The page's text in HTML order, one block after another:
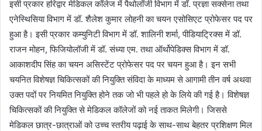
इसी प्रकार हरिद्वार मेडिकल कॉलेज में पैथोलॉजी विभाग में डॉ. प्रज्ञा सक्सेना तथा
एनेस्थिसिया विभाग में डॉ. शैलेश कुमार लोहनी का चयन एसोसिएट प्रोफेसर पद पर
हुआ है। इसी प्रकार कम्युनिटी विभाग में डॉ. शालिनी शर्मा, पीडियाट्रिक्स में डॉ.
राजन मोहन, फिजियोलॉजी में डॉ. संध्या एम. तथा ऑर्थोपेडिक्स विभाग में डॉ.
आकाशदीप सिंह का चयन असिस्टेंट प्रोफेसर पद पर चयन हुआ है। इन सभी
चयनित विशेषज्ञ चिकित्सकों की नियुक्ति संविदा के माध्यम से आगामी तीन वर्ष अथवा
उक्त पदों पर नियमित नियुक्ति होने तक जो भी पहले हो के लिये की गई है। विशेषज्ञ
चिकित्सकों की नियुक्ति से मेडिकल कॉलेजों को नई ताकत मिलेगी। जिससे
मेडिकल छात्र-छात्राओं को उच्च स्तरीय पढ़ाई के साथ-साथ बेहतर प्रशिक्षण मिल